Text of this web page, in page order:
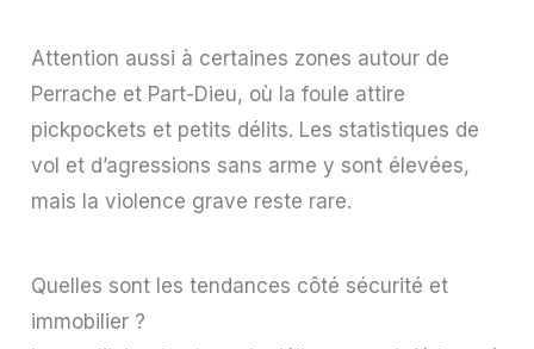
Attention aussi à certaines zones autour de
Perrache et Part-Dieu, où la foule attire
pickpockets et petits délits. Les statistiques de
vol et d’agressions sans arme y sont élevées,
mais la violence grave reste rare.
Quelles sont les tendances côté sécurité et
immobilier ?